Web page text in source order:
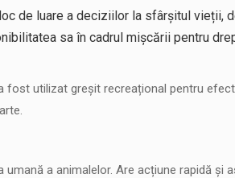
de luare a deciziilor la sfârșitul vieții,
sa în cadrul mișcării pentru
fost utilizat greșit recreațional pentru
a animalelor. Are acțiune rapidă și